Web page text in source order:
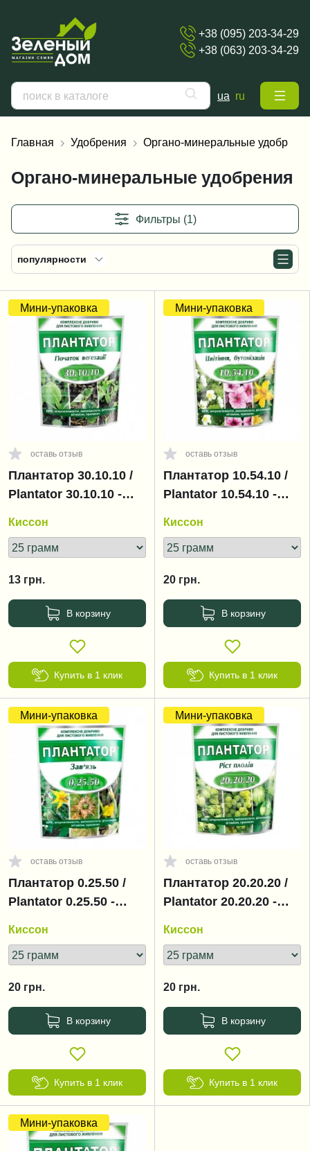
+38 (095) 203-34-29
+38 (063) 203-34-29
ua ru
Главная Удобрения Органо-минеральные
Органо-минеральные удобрения
Фильтры (1)
популярности
Мини-упаковка
оставь отзыв
Плантатор 30.10.10 /
Plantator 30.10.10 -
Киссон
13 грн.
В корзину
Купить в 1 клик
Мини-упаковка
оставь отзыв
Плантатор 10.54.10 /
Plantator 10.54.10 -
Киссон
20 грн.
В корзину
Купить в 1 клик
Мини-упаковка
оставь отзыв
Плантатор 0.25.50 /
Plantator 0.25.50 -
Киссон
20 грн.
В корзину
Купить в 1 клик
Мини-упаковка
оставь отзыв
Плантатор 20.20.20 /
Plantator 20.20.20 -
Киссон
20 грн.
В корзину
Купить в 1 клик
Мини-упаковка